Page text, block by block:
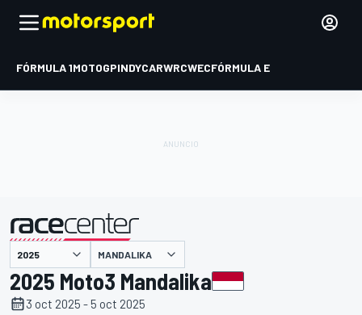
FÓRMULA 1MOTOGPINDYCARWRCWECFÓRMULA E
presentado por MANDALIKA
2025 Moto3 Mandalika
3 oct 2025 - 5 oct 2025